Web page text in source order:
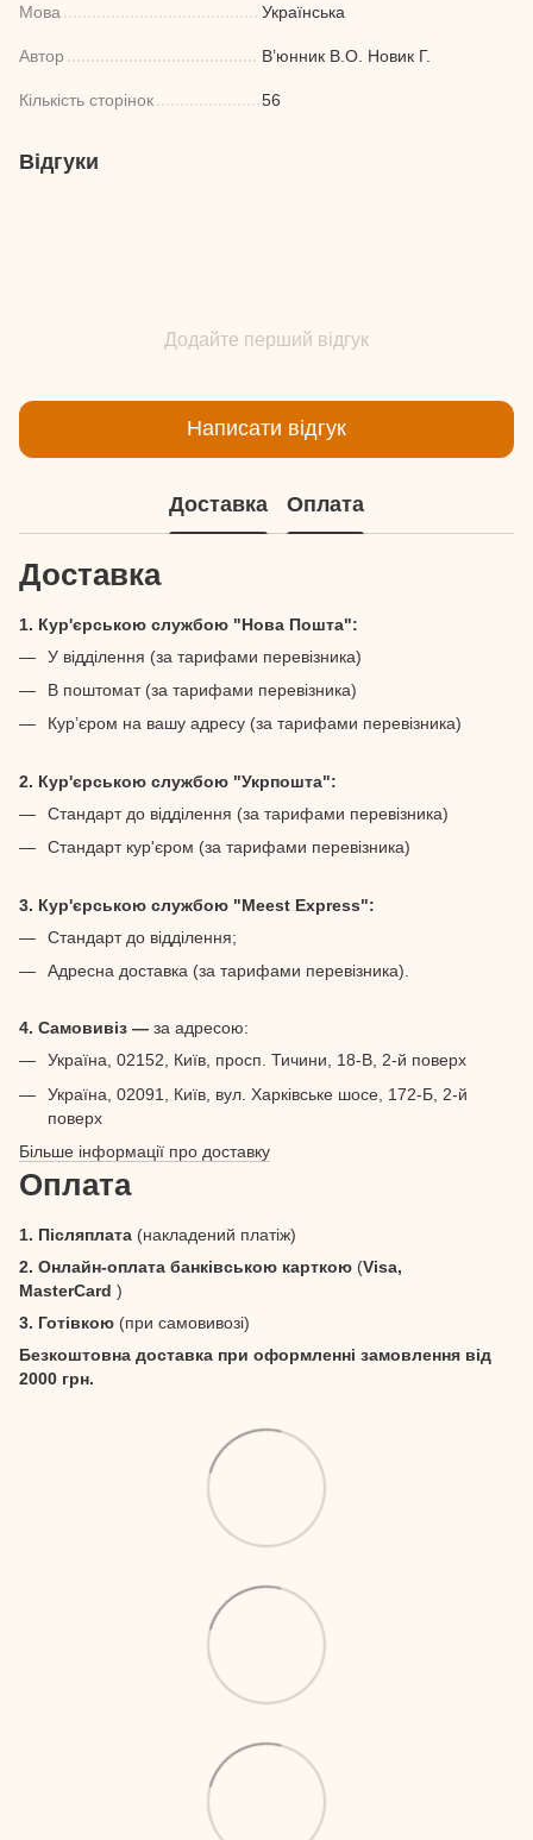
Мова Українська
Автор В’юнник В.О. Новик Г.
Кількість сторінок 56
Відгуки
Додайте перший відгук
Написати відгук
Доставка Оплата
Доставка
1. Кур'єрською службою "Нова Пошта":
У відділення (за тарифами перевізника)
В поштомат (за тарифами перевізника)
Кур’єром на вашу адресу (за тарифами перевізника)
2. Кур'єрською службою "Укрпошта":
Стандарт до відділення (за тарифами перевізника)
Стандарт кур'єром (за тарифами перевізника)
3. Кур'єрською службою "Meest Express":
Стандарт до відділення;
Адресна доставка (за тарифами перевізника).
4. Самовивіз — за адресою:
Україна, 02152, Київ, просп. Тичини, 18-В, 2-й поверх
Україна, 02091, Київ, вул. Харківське шосе, 172-Б, 2-й
поверх
Більше інформації про доставку
Оплата
1. Післяплата (накладений платіж)
2. Онлайн-оплата банківською карткою (Visa,
MasterCard )
3. Готівкою (при самовивозі)
Безкоштовна доставка при оформленні замовлення від
2000 грн.